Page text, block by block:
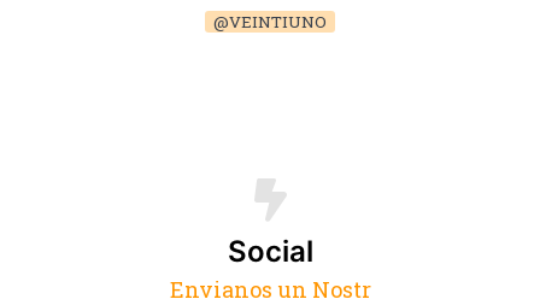
@VEINTIUNO
Social
Envianos un Nostr